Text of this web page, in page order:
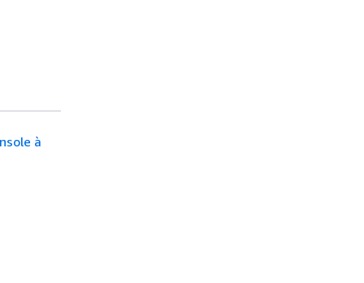
à